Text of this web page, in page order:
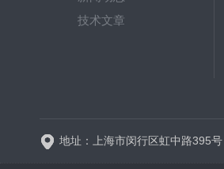
技术文章
地址：上海市闵行区虹中路395号